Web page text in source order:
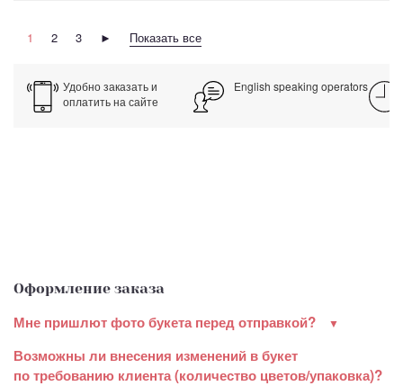
1 2 3 ► Показать все
Удобно заказать и
оплатить на сайте
English speaking operators
Оформление заказа
Мне пришлют фото букета перед отправкой?
Возможны ли внесения изменений в букет
по требованию клиента (количество цветов/упаковка)?